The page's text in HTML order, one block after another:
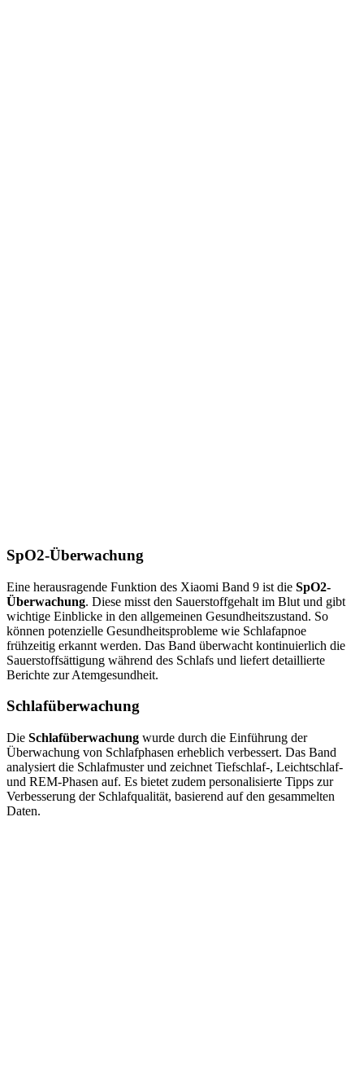
SpO2-Überwachung
Eine herausragende Funktion des Xiaomi Band 9 ist die SpO2-
Überwachung. Diese misst den Sauerstoffgehalt im Blut und gibt
wichtige Einblicke in den allgemeinen Gesundheitszustand. So
können potenzielle Gesundheitsprobleme wie Schlafapnoe
frühzeitig erkannt werden. Das Band überwacht kontinuierlich die
Sauerstoffsättigung während des Schlafs und liefert detaillierte
Berichte zur Atemgesundheit.
Schlafüberwachung
Die Schlafüberwachung wurde durch die Einführung der
Überwachung von Schlafphasen erheblich verbessert. Das Band
analysiert die Schlafmuster und zeichnet Tiefschlaf-, Leichtschlaf-
und REM-Phasen auf. Es bietet zudem personalisierte Tipps zur
Verbesserung der Schlafqualität, basierend auf den gesammelten
Daten.